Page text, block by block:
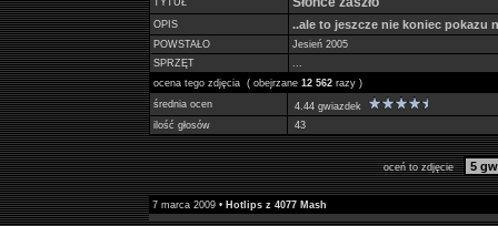
TYTUŁ
OPIS ..ale to jeszcze nie koniec pokazu
POWSTAŁO
Jesień 2005
SPRZĘT
...
ocena tego zdjęcia ( obejrzane 12 562razy )
średnia ocen
4.44 gwiazdek
ilość głosów
43
oceń to zdjęcie
7 marca 2009 • Hotlips z 4077 Mash